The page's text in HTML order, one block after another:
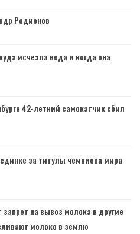
Родионов
исчезла вода и когда она
42-летний самокатчик сбил
за титулы чемпиона мира
на вывоз молока в другие
молоко в землю